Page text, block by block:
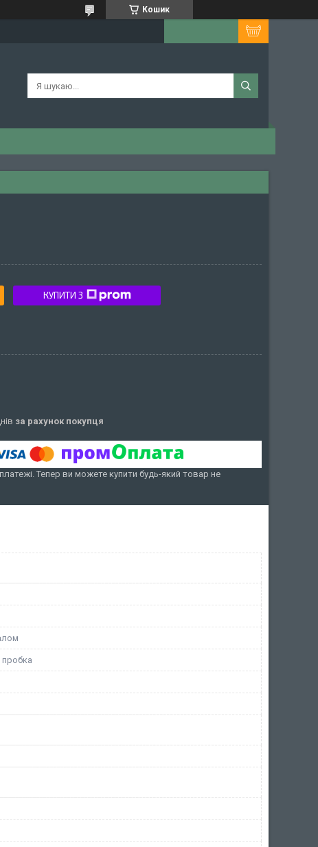
Кошик
КУПИТИ З
за рахунок покупця
Тепер ви можете купити будь-який товар не